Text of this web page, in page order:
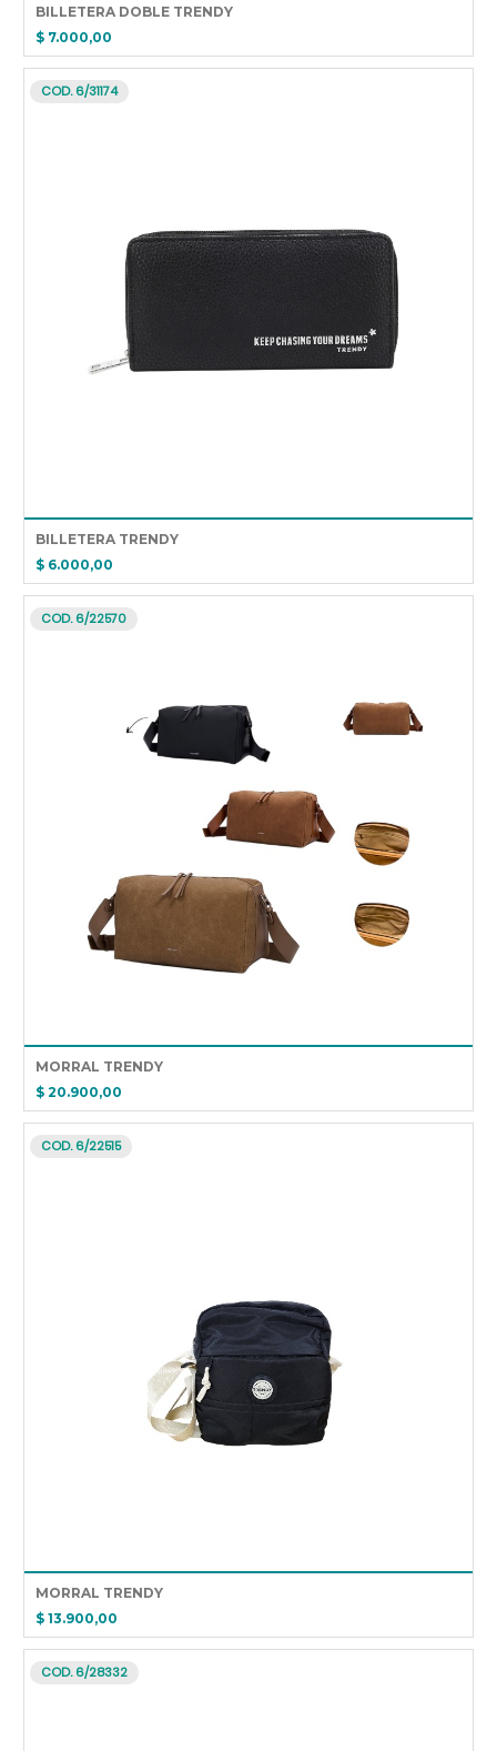
BILLETERA DOBLE TRENDY
$ 7.000,00
COD. 6/31174
BILLETERA TRENDY
$ 6.000,00
COD. 6/22570
MORRAL TRENDY
$ 20.900,00
COD. 6/22515
MORRAL TRENDY
$ 13.900,00
COD. 6/28332